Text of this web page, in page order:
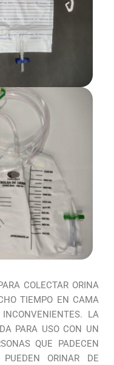
COLECTAR ORINA
TIEMPO EN CAMA
LA
PARA USO CON UN
QUE PADECEN
PUEDEN ORINAR DE